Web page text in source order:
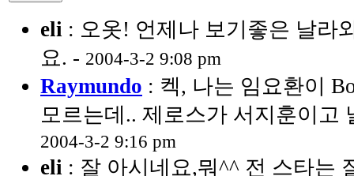
eli : 오옷! 언제나 보기좋은 날라
요. - 2004-3-2 9:08 pm
Raymundo : 켁, 나는 임요환이
모르는데.. 제로스가 서지훈이고
2004-3-2 9:16 pm
eli : 잘 아시네요,뭐^^ 전 스타는